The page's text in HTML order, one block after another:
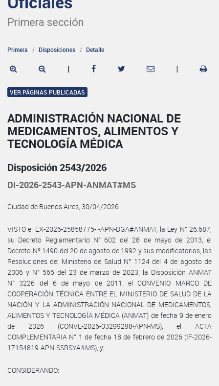
Primera sección
Primera Disposiciones Detalle
| |
VER PÁGINAS PUBLICADAS
ADMINISTRACIÓN NACIONAL DE
MEDICAMENTOS, ALIMENTOS Y
TECNOLOGÍA MÉDICA
Disposición 2543/2026
DI-2026-2543-APN-ANMAT#MS
Ciudad de Buenos Aires, 30/04/2026
VISTO el EX-2026-25858775- -APN-DGA#ANMAT, la Ley N° 26.687,
su Decreto Reglamentario N° 602 del 28 de mayo de 2013, el
Decreto Nº 1490 del 20 de agosto de 1992 y sus modificatorios, las
Resoluciones del Ministerio de Salud N° 1124 del 4 de agosto de
2006 y N° 565 del 23 de marzo de 2023; la Disposición ANMAT
N° 3226 del 6 de mayo de 2011; el CONVENIO MARCO DE
COOPERACIÓN TÉCNICA ENTRE EL MINISTERIO DE SALUD DE LA
NACIÓN Y LA ADMINISTRACIÓN NACIONAL DE MEDICAMENTOS,
ALIMENTOS Y TECNOLOGÍA MÉDICA (ANMAT) de fecha 9 de enero
de 2026 (CONVE-2026-03299298-APN-MS); el ACTA
COMPLEMENTARIA N° 1 de fecha 18 de febrero de 2026 (IF-2026-
17154819-APN-SSRSYA#MS), y;
CONSIDERANDO: